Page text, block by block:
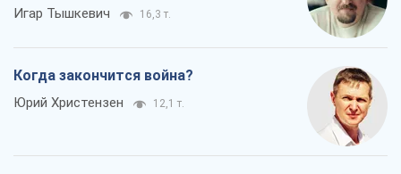
Игар Тышкевич 16,3 т.
Когда закончится война?
Юрий Христензен 12,1 т.